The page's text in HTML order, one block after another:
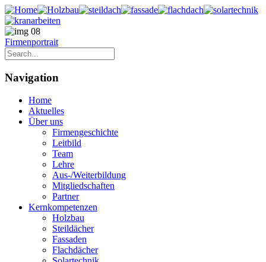
Firmenportrait
Navigation
Home
Aktuelles
Über uns
Firmengeschichte
Leitbild
Team
Lehre
Aus-/Weiterbildung
Mitgliedschaften
Partner
Kernkompetenzen
Holzbau
Steildächer
Fassaden
Flachdächer